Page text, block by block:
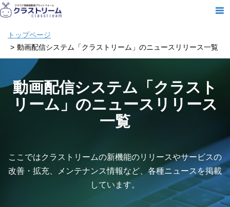
トップページ
動画配信システム「クラストリーム」のニュースリリース一覧
動画配信システム「クラスト
リーム」のニュースリリース
一覧
ここではクラストリームの新機能のリリースやサービスの
改善・拡充、メンテナンス情報など、各種ニュースを掲載
しています。